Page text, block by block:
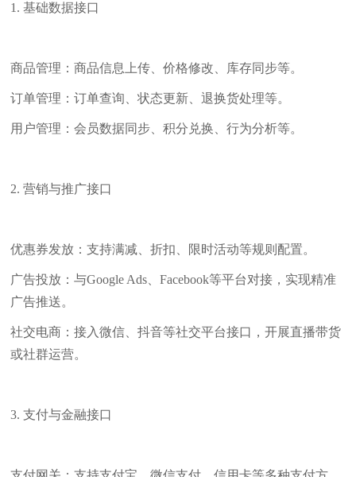
1. 基础数据接口
商品管理：商品信息上传、价格修改、库存同步等。
订单管理：订单查询、状态更新、退换货处理等。
用户管理：会员数据同步、积分兑换、行为分析等。
2. 营销与推广接口
优惠券发放：支持满减、折扣、限时活动等规则配置。
广告投放：与Google Ads、Facebook等平台对接，实现精准
广告推送。
社交电商：接入微信、抖音等社交平台接口，开展直播带货
或社群运营。
3. 支付与金融接口